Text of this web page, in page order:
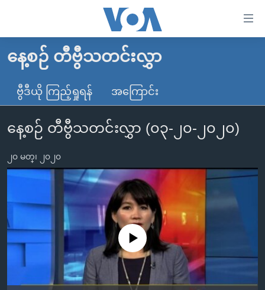
လွယ်ကူ
သည့်
များ
ပင်မ
အကြောင်းအရာ
ကျော်
ကြည့်
ရန်
ညွန်း
မူလစာမျက်နှာ
မြန်မာ
ကမ္ဘာ့သတင်းများ
နိုင်ငံတကာ
တရုတ်
အစ္စရေး-ပါလက်စတိုင်း
ဗွီဒီယို
ရပ်ဝန်းတခု လမ်းတခု အလွန်
အင်္ဂလိပ်စာလေ့လာမယ်
အမေရိကန်သုံးအီဒီယံ
မကြေးမုံရဲ့ အင်္ဂလိပ်စာ
ရုပ်ရှင်ထဲက အင်္ဂလိပ်စာ
သုတပဒေသာ အင်္ဂလိပ်စာ
အပတ်စဉ်ကဏ္ဍများ
ရေဒီယို
ရေဒီယိုနှင့်ရုပ်သံ အချက်အလက်များ
ရေဒီယို/တီဗွီအစီအစဉ်
Learning English
နေ့စဉ် တီဗွီသတင်းလွှာ
ဗွီဒီယို ကြည့်ရှုရန် အကြောင်း
နေ့စဉ် တီဗွီသတင်းလွှာ (၀၃-၂၀-၂၀၂၀)
၂၀ မတ္၊ ၂၀၂၀
No media source currently available